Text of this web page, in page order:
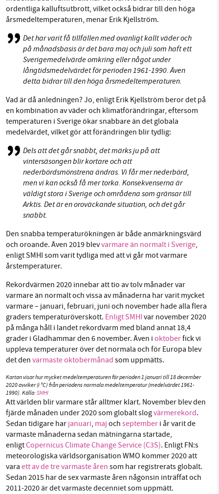
ordentliga kalluftsutbrott, vilket också bidrar till den höga
årsmedeltemperaturen, menar Erik Kjellström.
Det har varit få tillfällen med ovanligt kallt väder och
på månadsbasis är det bara maj och juli som haft ett
Sverigemedelvärde omkring eller något under
långtidsmedelvärdet för perioden 1961-1990. Även
detta bidrar till den höga årsmedeltemperaturen.
Vad är då anledningen? Jo, enligt Erik Kjellström beror det på
en kombination av väder och klimatförändringar, eftersom
temperaturen i Sverige ökar snabbare än det globala
medelvärdet, vilket gör att förändringen blir tydlig:
Dels att det går snabbt, det märks ju på att
vintersäsongen blir kortare och att
nederbördsmönstrena ändras. Vi får mer nederbörd,
men vi kan också få mer torka. Konsekvenserna är
väldigt stora i Sverige och områdena som gränsar till
Arktis. Det är en oroväckande situation, och det går
snabbt.
Den snabba temperaturökningen är både anmärkningsvärd
och oroande. Även 2019 blevvarmare än normalt i Sverige,
enligt SMHI som varit tydliga med att vi går mot varmare
årstemperaturer.
Rekordvärmen 2020 innebar att tio av tolv månader var
varmare än normalt och vissa av månaderna har varit mycket
varmare – januari, februari, juni och november hade alla flera
graders temperaturöverskott. Enligt SMHI var november 2020
på många håll i landet rekordvarm med bland annat 18,4
grader i Gladhammar den 6 november. Även i oktoberfick vi
uppleva temperaturer över det normala och för Europa blev
det den varmaste oktobermånad som uppmätts.
Kartan visar hur mycket medeltemperaturen för perioden 1 januari till 18 december
2020 avviker (i °C) från periodens normala medeltemperatur (medelvärdet 1961-
1990). Källa:SMHI
Att världen blir varmare står alltmer klart. November blev den
fjärde månaden under 2020 som globalt slogvärmerekord.
Sedan tidigare har januari, maj och september i år varit de
varmaste månaderna sedan mätningarna startade,
enligtCopernicus Climate Change Service (C3S). Enligt FN:s
meteorologiska världsorganisation WMO kommer 2020 att
vara ett av de tre varmaste åren som har registrerats globalt.
Sedan 2015 har de sex varmaste åren någonsin inträffat och
2011-2020 är det varmaste decenniet som uppmätt.